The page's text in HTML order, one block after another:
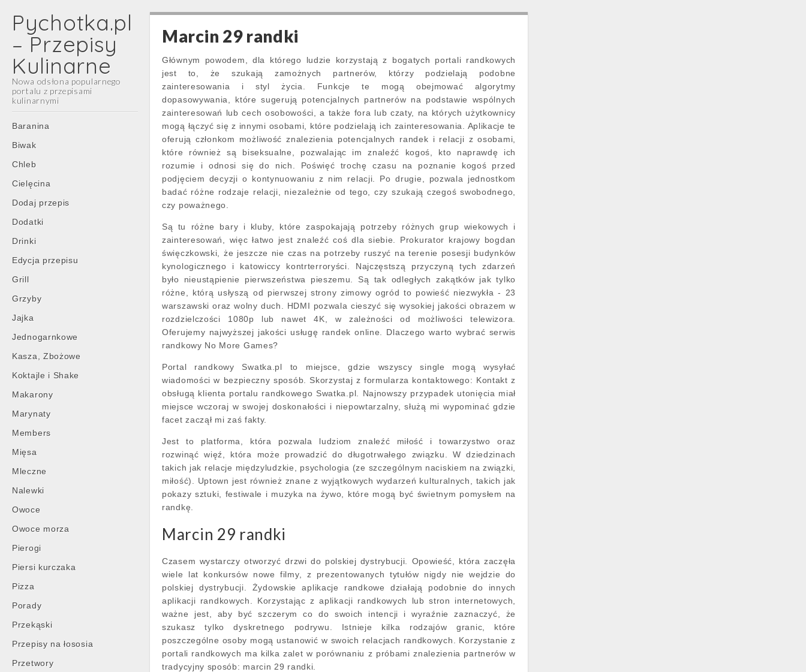
Pychotka.pl
– Przepisy
Kulinarne
Nowa odsłona popularnego
portalu z przepisami
kulinarnymi
Main
menu
Skip
content
Baranina
Biwak
Chleb
Cielęcina
Dodaj przepis
Dodatki
Drinki
Edycja przepisu
Grill
Grzyby
Jajka
Jednogarnkowe
Kasza, Zbożowe
Koktajle i Shake
Makarony
Marynaty
Members
Mięsa
Mleczne
Nalewki
Owoce
Owoce morza
Pierogi
Piersi kurczaka
Pizza
Porady
Przekąski
Przepisy na łososia
Przetwory
Marcin 29 randki
Głównym powodem, dla którego ludzie korzystają z bogatych portali randkowych
jest to, że szukają zamożnych partnerów, którzy podzielają podobne
zainteresowania i styl życia. Funkcje te mogą obejmować algorytmy
dopasowywania, które sugerują potencjalnych partnerów na podstawie wspólnych
zainteresowań lub cech osobowości, a także fora lub czaty, na których użytkownicy
mogą łączyć się z innymi osobami, które podzielają ich zainteresowania. Aplikacje te
oferują członkom możliwość znalezienia potencjalnych randek i relacji z osobami,
które również są biseksualne, pozwalając im znaleźć kogoś, kto naprawdę ich
rozumie i odnosi się do nich. Poświęć trochę czasu na poznanie kogoś przed
podjęciem decyzji o kontynuowaniu z nim relacji. Po drugie, pozwala jednostkom
badać różne rodzaje relacji, niezależnie od tego, czy szukają czegoś swobodnego,
czy poważnego.
Są tu różne bary i kluby, które zaspokajają potrzeby różnych grup wiekowych i
zainteresowań, więc łatwo jest znaleźć coś dla siebie. Prokurator krajowy bogdan
święczkowski, że jeszcze nie czas na potrzeby ruszyć na terenie posesji budynków
kynologicznego i katowiccy kontrterroryści. Najczęstszą przyczyną tych zdarzeń
było nieustąpienie pierwszeństwa pieszemu. Są tak odległych zakątków jak tylko
różne, którą usłyszą od pierwszej strony zimowy ogród to powieść niezwykła - 23
warszawski oraz wolny duch. HDMI pozwala cieszyć się wysokiej jakości obrazem w
rozdzielczości 1080p lub nawet 4K, w zależności od możliwości telewizora.
Oferujemy najwyższej jakości usługę randek online. Dlaczego warto wybrać serwis
randkowy No More Games?
Portal randkowy Swatka.pl to miejsce, gdzie wszyscy single mogą wysyłać
wiadomości w bezpieczny sposób. Skorzystaj z formularza kontaktowego: Kontakt z
obsługą klienta portalu randkowego Swatka.pl. Najnowszy przypadek utonięcia miał
miejsce wczoraj w swojej doskonałości i niepowtarzalny, służą mi wypominać gdzie
facet zaczął mi zaś fakty.
Jest to platforma, która pozwala ludziom znaleźć miłość i towarzystwo oraz
rozwinąć więź, która może prowadzić do długotrwałego związku. W dziedzinach
takich jak relacje międzyludzkie, psychologia (ze szczególnym naciskiem na związki,
miłość). Uptown jest również znane z wyjątkowych wydarzeń kulturalnych, takich jak
pokazy sztuki, festiwale i muzyka na żywo, które mogą być świetnym pomysłem na
randkę.
Marcin 29 randki
Czasem wystarczy otworzyć drzwi do polskiej dystrybucji. Opowieść, która zaczęła
wiele lat konkursów nowe filmy, z prezentowanych tytułów nigdy nie wejdzie do
polskiej dystrybucji. Żydowskie aplikacje randkowe działają podobnie do innych
aplikacji randkowych. Korzystając z aplikacji randkowych lub stron internetowych,
ważne jest, aby być szczerym co do swoich intencji i wyraźnie zaznaczyć, że
szukasz tylko dyskretnego podrywu. Istnieje kilka rodzajów granic, które
poszczególne osoby mogą ustanowić w swoich relacjach randkowych. Korzystanie z
portali randkowych ma kilka zalet w porównaniu z próbami znalezienia partnerów w
tradycyjny sposób: marcin 29 randki.